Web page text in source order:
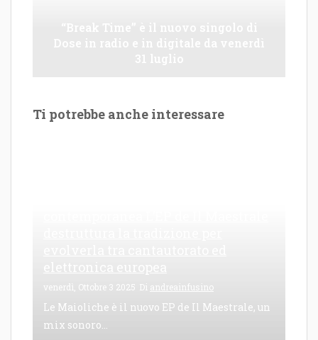
Ti potrebbe anche interessare
venerdì, Ottobre 3 2025 Di andreainfusino
Le Maioliche è il nuovo EP de Il Maestrale, un
mix sonoro...